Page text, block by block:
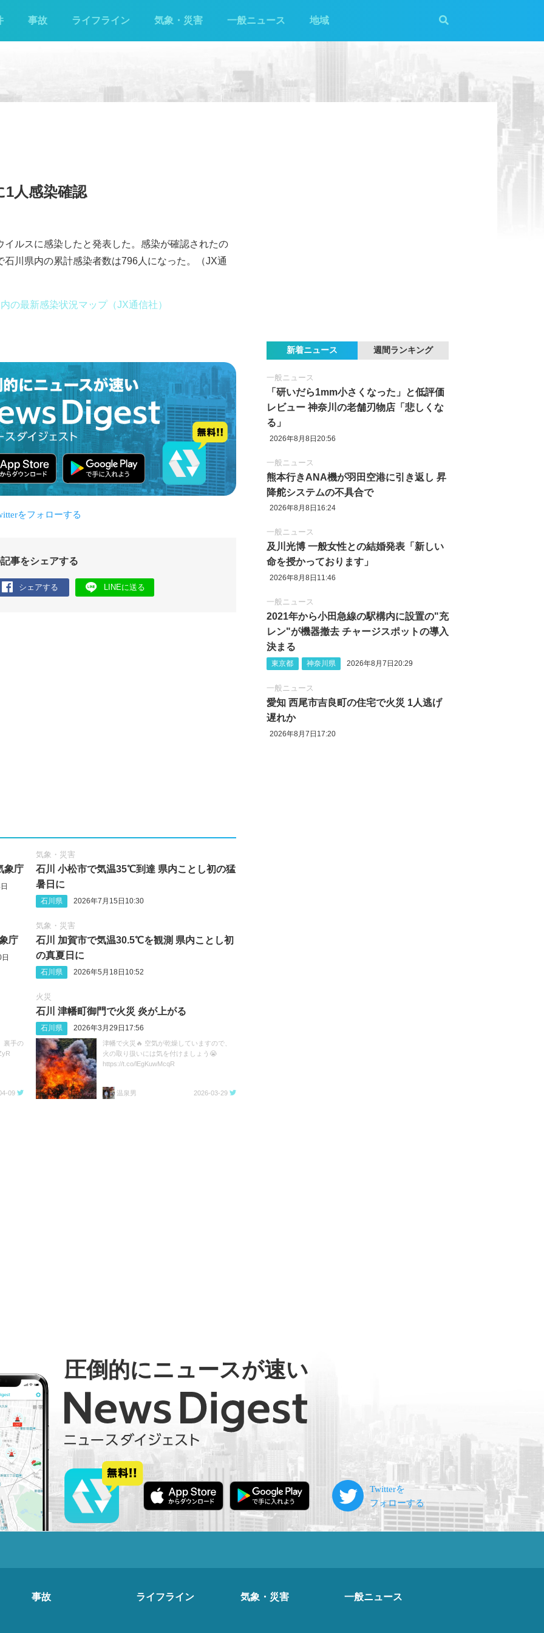
事故 ライフライン 気象・災害 一般ニュース 地域
1人感染確認
ルスに感染したと発表した。感染が確認されたの
川県内の累計感染者数は796人になった。（JX通
の最新感染状況マップ（JX通信社）
事をシェアする
シェアする LINEに送る
象庁
気象・災害
石川 小松市で気温35℃到達 県内ことし初の猛
暑日に
石川県 2026年7月15日10:30
庁
気象・災害
石川 加賀市で気温30.5℃を観測 県内ことし初
の真夏日に
石川県 2026年5月18日10:52
裏手の
09
火災
石川 津幡町御門で火災 炎が上がる
石川県 2026年3月29日17:56
津幡で火災🔥 空気が乾燥していますので、
火の取り扱いには気を付けましょう😭
https://t.co/lEgKuwMcqR
温泉男 2026-03-29
新着ニュース 週間ランキング
一般ニュース
「研いだら1mm小さくなった」と低評価
レビュー 神奈川の老舗刃物店「悲しくな
る」
2026年8月8日20:56
一般ニュース
熊本行きANA機が羽田空港に引き返し 昇
降舵システムの不具合で
2026年8月8日16:24
一般ニュース
及川光博 一般女性との結婚発表「新しい
命を授かっております」
2026年8月8日11:46
一般ニュース
2021年から小田急線の駅構内に設置の"充
レン"が機器撤去 チャージスポットの導入
決まる
東京都 神奈川県 2026年8月7日20:29
一般ニュース
愛知 西尾市吉良町の住宅で火災 1人逃げ
遅れか
2026年8月7日17:20
圧倒的にニュースが速い
事故 ライフライン 気象・災害 一般ニュース